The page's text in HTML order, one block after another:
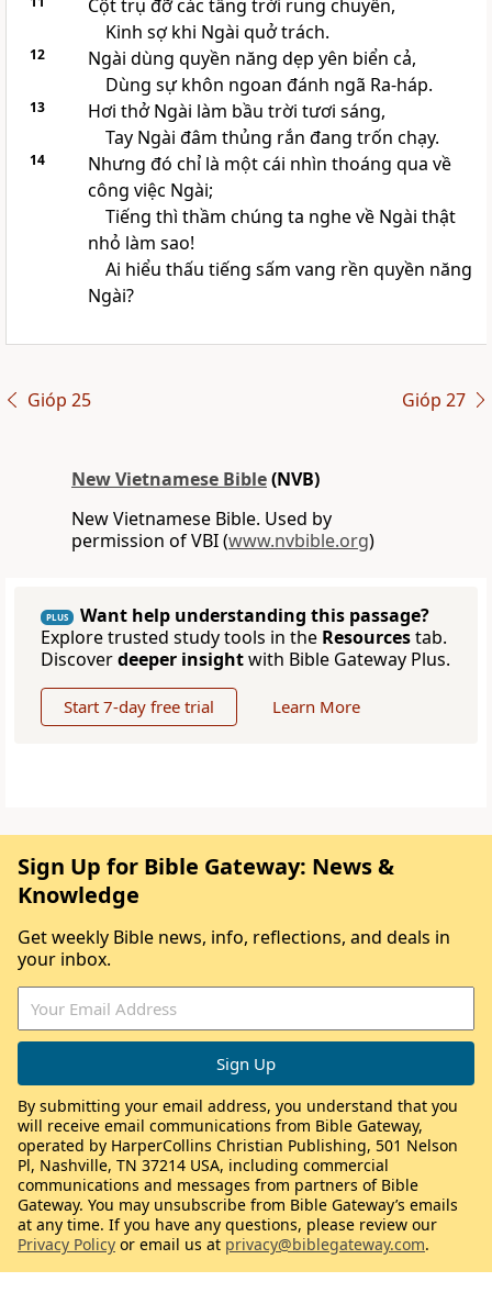
Cột trụ đỡ các tầng trời rung chuyển,
Kinh sợ khi Ngài quở trách.
12
Ngài dùng quyền năng dẹp yên biển cả,
Dùng sự khôn ngoan đánh ngã Ra-háp.
13
Hơi thở Ngài làm bầu trời tươi sáng,
Tay Ngài đâm thủng rắn đang trốn chạy.
14
Nhưng đó chỉ là một cái nhìn thoáng qua về
công việc Ngài;
Tiếng thì thầm chúng ta nghe về Ngài thật
nhỏ làm sao!
Ai hiểu thấu tiếng sấm vang rền quyền năng
Ngài?
Gióp 25 Gióp 27
New Vietnamese Bible(NVB)
New Vietnamese Bible. Used by
permission of VBI (www.nvbible.org)
PLUS
Want help understanding this passage?
Explore trusted study tools in the Resourcestab.
Discoverdeeper insightwith Bible Gateway Plus.
Start 7-day free trial Learn More
Sign Up for Bible Gateway: News &
Knowledge
Get weekly Bible news, info, reflections, and deals in
your inbox.
By submitting your email address, you understand that you
will receive email communications from Bible Gateway,
operated by HarperCollins Christian Publishing, 501 Nelson
Pl, Nashville, TN 37214 USA, including commercial
communications and messages from partners of Bible
Gateway. You may unsubscribe from Bible Gateway’s emails
at any time. If you have any questions, please review our
Privacy Policy or email us at privacy@biblegateway.com.